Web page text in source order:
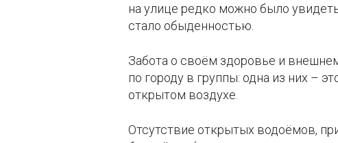
на улице редко можно было
стало обыденностью.
Забота о своём здоровье и
по городу в группы: одна из них –
открытом воздухе.
Отсутствие открытых водоёмов,